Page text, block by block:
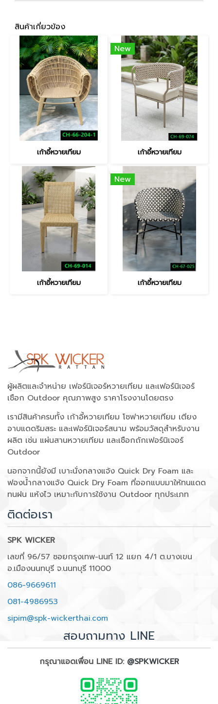
สินค้าเกี่ยวข้อง
เก้าอี้หวายเทียม
New
เก้าอี้หวายเทียม
เก้าอี้หวายเทียม
New
เก้าอี้หวายเทียม
ผู้ผลิตและจำหน่าย เฟอร์นิเจอร์หวายเทียม และเฟอร์นิเจอร์
เชือก Outdoor คุณภาพสูง ราคาโรงงานโดยตรง
เรามีสินค้าครบทั้ง เก้าอี้หวายเทียม โซฟาหวายเทียม เตียง
อาบแดดริมสระ และเฟอร์นิเจอร์สนาม พร้อมวัสดุสำหรับงาน
ผลิต เช่น แผ่นสานหวายเทียม และเชือกถักเฟอร์นิเจอร์
Outdoor
นอกจากนี้ยังมี เบาะนั่งกลางแจ้ง Quick Dry Foam และ
ฟองน้ำกลางแจ้ง Quick Dry Foam ที่ออกแบบมาให้ทนแดด
ทนฝน แห้งไว เหมาะกับการใช้งาน Outdoor ทุกประเภท
ติดต่อเรา
SPK WICKER
เลขที่ 96/57 ซอยกรุงเทพ-นนท์ 12 แยก 4/1 ต.บางเขน
อ.เมืองนนทบุรี จ.นนทบุรี 11000
086-9669611
081-4986953
sipim@spk-wickerthai.com
สอบถามทาง LINE
กรุณาแอดเพื่อน LINE ID: @SPKWICKER